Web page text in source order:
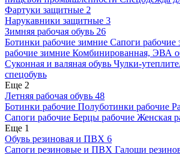
Фартуки защитные 2
Нарукавники защитные 3
Зимняя рабочая обувь 26
Ботинки рабочие зимние Сапоги рабочие
рабочие зимние Комбинированная, ЭВА
Суконная и валяная обувь Чулки-
спецобувь
Еще 2
Летняя рабочая обувь 48
Ботинки рабочие Полуботинки рабочие
Сапоги рабочие Берцы рабочие Женская
Еще 1
Обувь резиновая и ПВХ 6
Сапоги резиновые и ПВХ Галоши